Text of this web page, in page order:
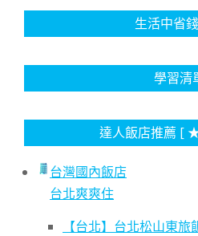
生活中省
學習清
達人飯店推薦 [
台灣國內飯店
台北爽爽住
【台北】台北松山東